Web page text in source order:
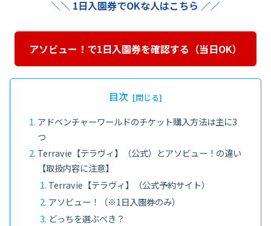
＼＼ 1日入園券でOKな人はこちら ／／
アソビュー！で1日入園券を確認する（当日OK）
目次
アドベンチャーワールドのチケット購入方法は主に3
つ
Terravie【テラヴィ】（公式）とアソビュー！の違い
【取扱内容に注意】
Terravie【テラヴィ】（公式予約サイト）
アソビュー！（※1日入園券のみ）
どっちを選ぶべき？